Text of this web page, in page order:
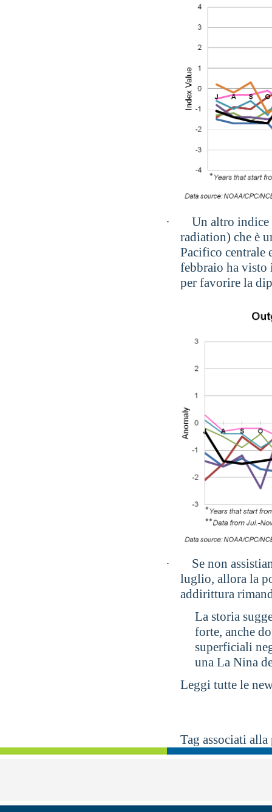
·
Un altro indice
radiation) che è
Pacifico centrale
febbraio ha visto
per favorire la
·
Se non
luglio, allora la
addirittura
La storia
forte, anche
superficiali
una La Nina
Leggi tutte le
Tag associati